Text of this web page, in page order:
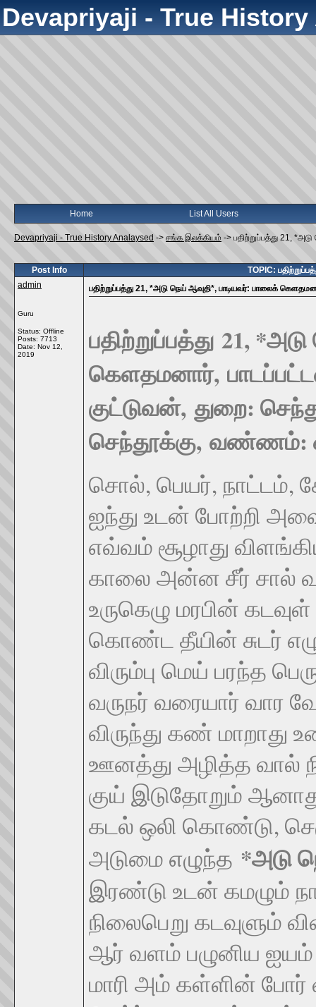
Devapriyaji - True
Home List All Users
Devapriyaji - True History Analaysed -> சங்க இலக்கியம் -> பதிற்றுப்பத்து 21,
Post Info
TOPIC:
admin
Guru
Status: Offline
Posts: 7713
Date: Nov 12,
2019
பதிற்றுப்பத்து 21, *அடு நெய் ஆவுதி*, பாடியவர்: பாலைக்
பதிற்றுப்பத்து 21, *அடு
கெளதமனார்,
குட்டுவன், துறை:
செந்தூக்கு, வண்ணம்:
சொல், பெயர், நாட்டம்,
ஐந்து உடன் போற்றி
எவ்வம் சூழாது
காலை அன்ன சீர் சால்
உருகெழு மரபின்
கொண்ட தீயின் சுடர்
விரும்பு மெய் பரந்த
வருநர் வரையார் வார
விருந்து கண் மாறாது
ஊனத்து அழித்த வால்
குய் இடுதோறும்
கடல் ஒலி கொண்டு,
அடுமை எழுந்த *அடு
இரண்டு உடன் கமழும்
நிலைபெறு கடவுளும்
ஆர் வளம் பழுனிய ஐயம்
மாரி அம் கள்ளின்